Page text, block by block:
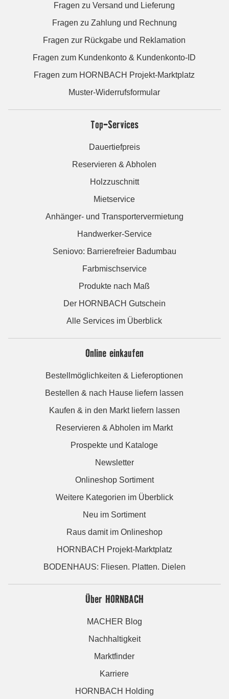
Fragen zu Versand und Lieferung
Fragen zu Zahlung und Rechnung
Fragen zur Rückgabe und Reklamation
Fragen zum Kundenkonto & Kundenkonto-ID
Fragen zum HORNBACH Projekt-Marktplatz
Muster-Widerrufsformular
Top-Services
Dauertiefpreis
Reservieren & Abholen
Holzzuschnitt
Mietservice
Anhänger- und Transportervermietung
Handwerker-Service
Seniovo: Barrierefreier Badumbau
Farbmischservice
Produkte nach Maß
Der HORNBACH Gutschein
Alle Services im Überblick
Online einkaufen
Bestellmöglichkeiten & Lieferoptionen
Bestellen & nach Hause liefern lassen
Kaufen & in den Markt liefern lassen
Reservieren & Abholen im Markt
Prospekte und Kataloge
Newsletter
Onlineshop Sortiment
Weitere Kategorien im Überblick
Neu im Sortiment
Raus damit im Onlineshop
HORNBACH Projekt-Marktplatz
BODENHAUS: Fliesen. Platten. Dielen
Über HORNBACH
MACHER Blog
Nachhaltigkeit
Marktfinder
Karriere
HORNBACH Holding